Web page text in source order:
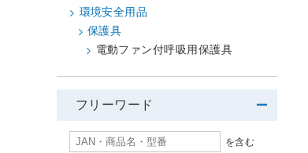
環境安全用品
保護具
電動ファン付呼吸用保護具
フリーワード
を含む